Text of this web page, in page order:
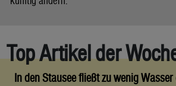
Top Artikel der
In den Stausee fließt zu wenig Wasser